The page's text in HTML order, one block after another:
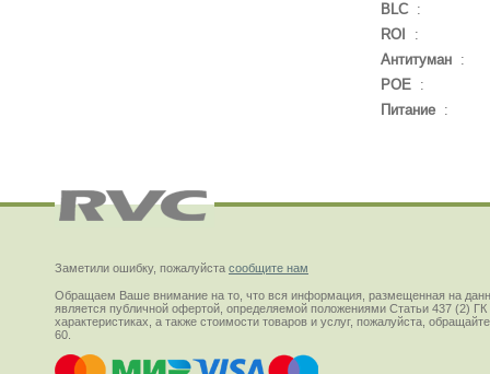
BLC:
ROI
:
Антитуман :
POE :
Питание :
Заметили ошибку, пожалуйста сообщите нам
Обращаем Ваше внимание на то, что вся информация, размещенная на
является публичной офертой, определяемой положениями Статьи 437 (2)
характеристиках, а также стоимости товаров и услуг, пожалуйста,
60.